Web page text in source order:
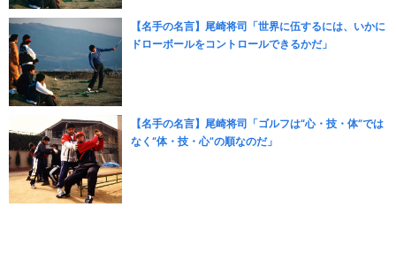
【名手の名言】尾崎将司「世界に伍するには、いかに
ドローボールをコントロールできるかだ」
【名手の名言】尾崎将司「ゴルフは“心・技・体”では
なく“体・技・心”の順なのだ」